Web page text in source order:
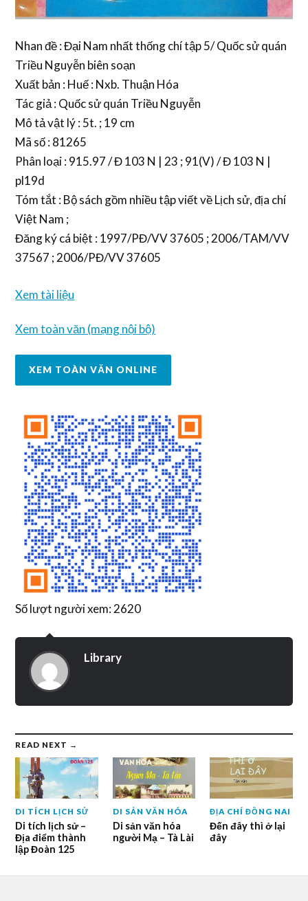
Nhan đề : Đại Nam nhất thống chí tập 5/ Quốc sử quán
Triều Nguyễn biên soạn
Xuất bản : Huế : Nxb. Thuận Hóa
Tác giả : Quốc sử quán Triều Nguyễn
Mô tả vật lý : 5t. ; 19 cm
Mã số : 81265
Phân loại : 915.97 / Đ 103 N | 23 ; 91(V) / Đ 103 N |
pl19d
Tóm tắt : Bộ sách gồm nhiều tập viết về Lịch sử, địa chí
Việt Nam ;
Đăng ký cá biệt : 1997/PĐ/VV 37605 ; 2006/TAM/VV
37567 ; 2006/PĐ/VV 37605
Xem tài liệu
Xem toàn văn (mạng nội bộ)
XEM TOÀN VĂN ONLINE
Số lượt người xem: 2620
Library
READ NEXT →
DI TÍCH LỊCH SỬ
Di tích lịch sử –
Địa điểm thành
lập Đoàn 125
DI SẢN VĂN HÓA
Di sản văn hóa
người Mạ – Tà Lài
ĐỊA CHÍ ĐỒNG NAI
Đến đây thì ở lại
đây